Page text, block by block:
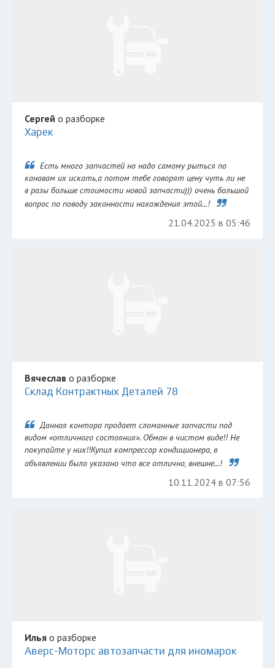
Сергей о разборке
Харек
Есть много запчастей но надо самому рыться по
канавам их искать,а потом тебе говорят цену чуть ли не
в разы больше стоимости новой запчасти))) очень большой
вопрос по поводу законности нахождения этой...!
21.04.2025 в 05:46
Вячеслав о разборке
Склад Контрактных Деталей 78
Данная контора продает сломанные запчасти под
видом «отличного состояния». Обман в чистом виде!! Не
покупайте у них!!Купил компрессор кондиционера, в
объявлении было указано что все отлично, внешне...!
10.11.2024 в 07:56
Илья о разборке
Аверс-Моторс автозапчасти для иномарок